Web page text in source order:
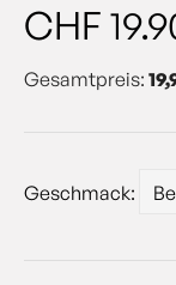
CHF
Gesamtpreis:
Geschmack: